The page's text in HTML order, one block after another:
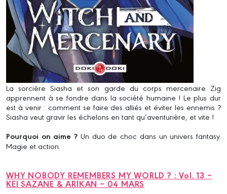
La sorcière Siasha et son garde du corps mercenaire Zig
apprennent à se fondre dans la société humaine ! Le plus dur
est à venir : comment se faire des alliés et éviter les ennemis ?
Siasha veut gravir les échelons en tant qu’aventurière, et vite !
Pourquoi on aime ? Un duo de choc dans un univers fantasy.
Magie et action.
WHY NOBODY REMEMBERS MY WORLD ? : Vol. 13 –
KEI SAZANE & ARIKAN – 04 MARS